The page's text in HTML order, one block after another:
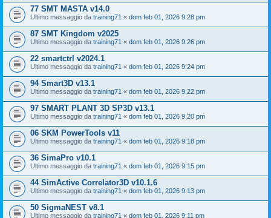
77 SMT MASTA v14.0
Ultimo messaggio da training71 « dom feb 01, 2026 9:28 pm
87 SMT Kingdom v2025
Ultimo messaggio da training71 « dom feb 01, 2026 9:26 pm
22 smartctrl v2024.1
Ultimo messaggio da training71 « dom feb 01, 2026 9:24 pm
94 Smart3D v13.1
Ultimo messaggio da training71 « dom feb 01, 2026 9:22 pm
97 SMART PLANT 3D SP3D v13.1
Ultimo messaggio da training71 « dom feb 01, 2026 9:20 pm
06 SKM PowerTools v11
Ultimo messaggio da training71 « dom feb 01, 2026 9:18 pm
36 SimaPro v10.1
Ultimo messaggio da training71 « dom feb 01, 2026 9:15 pm
44 SimActive Correlator3D v10.1.6
Ultimo messaggio da training71 « dom feb 01, 2026 9:13 pm
50 SigmaNEST v8.1
Ultimo messaggio da training71 « dom feb 01, 2026 9:11 pm